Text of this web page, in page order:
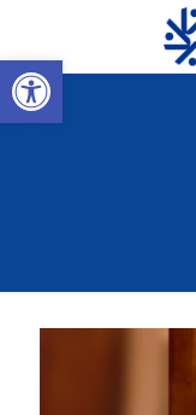
Abrir a barra de ferramentas